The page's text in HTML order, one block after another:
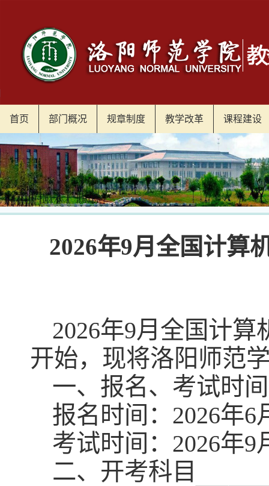
首页 部门概况 规章制度 教学改革 课程建设
2026年9月全国计算
2026年9月全国计
开始，现将洛阳师范
一、报名、考试时间
报名时间：2026年6
考试时间：2026年
二、开考科目